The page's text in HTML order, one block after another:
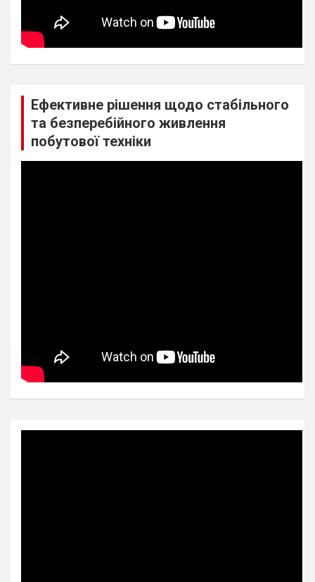
Ефективне рішення щодо стабільного
та безперебійного живлення
побутової техніки